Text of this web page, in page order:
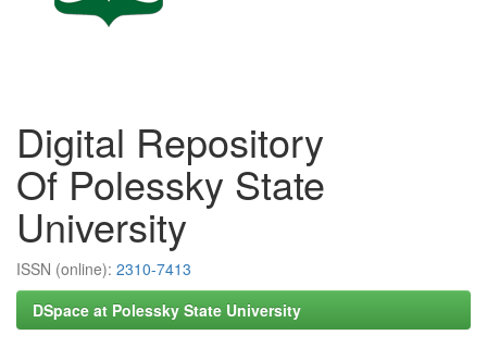
Digital Repository
Of Polessky State
University
ISSN (online): 2310-7413
DSpace at Polessky State University